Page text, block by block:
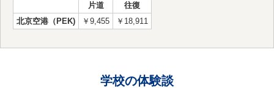
片道
往復
北京空港（PEK)
￥9,455 ￥18,911
学校の体験談